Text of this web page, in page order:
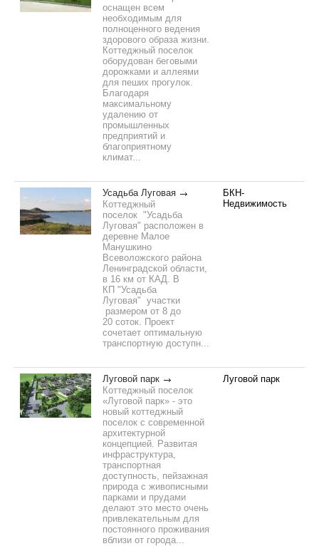
оснащен всем
необходимым для
полноценного ведения
здорового образа жизни.
Коттеджный поселок
оборудован беговыми
дорожками и аллеями
для пеших прогулок.
Благодаря
максимальному
удалению от
промышленных
предприятий и
благоприятному
климат...
Усадьба Луговая
Коттеджный
поселок "Усадьба
Луговая" расположен в
деревне Малое
Манушкино
Всеволожского района
Ленинградской области,
в 16 км от КАД. В
КП "Усадьба
Луговая" участки
размером от 8 до
20 соток. Проект
сочетает оптимальную
транспортную доступн...
БКН-
Недвижимость
Луговой парк
Коттеджный поселок
«Луговой парк» - это
новый коттеджный
поселок с современной
архитектурной
концепцией. Развитая
инфраструктура,
транспортная
доступность, пейзажная
природа с живописными
парками и прудами
делают это место очень
привлекательным для
постоянного проживания
вблизи от города...
Луговой парк